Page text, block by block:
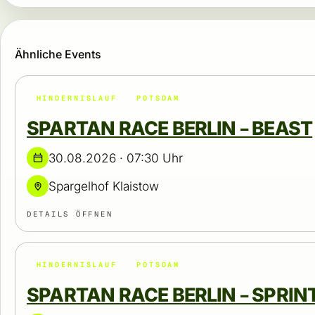
Ähnliche Events
HINDERNISLAUF POTSDAM
SPARTAN RACE BERLIN – BEAST
30.08.2026 · 07:30 Uhr
Spargelhof Klaistow
DETAILS ÖFFNEN
HINDERNISLAUF POTSDAM
SPARTAN RACE BERLIN –